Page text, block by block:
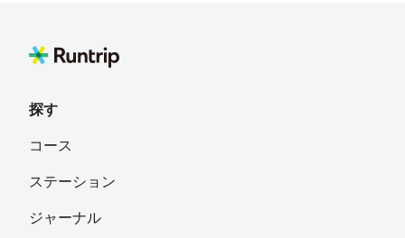
探す
コース
ステーション
ジャーナル